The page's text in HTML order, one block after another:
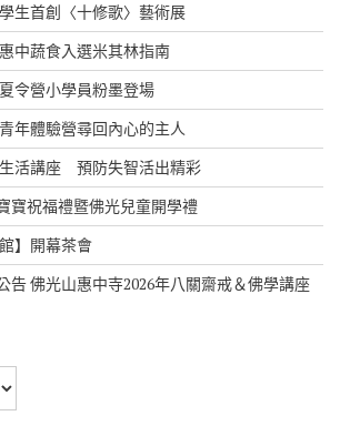
生首創〈十修歌〉藝術展
中蔬食入選米其林指南
令營小學員粉墨登場
年體驗營尋回內心的主人
活講座 預防失智活出精彩
寶祝福禮暨佛光兒童開學禮
】開幕茶會
告 佛光山惠中寺2026年八關齋戒＆佛學講座